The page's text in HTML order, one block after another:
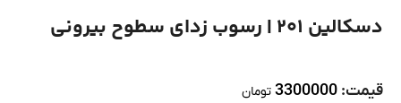
دسکالین 201 | رسوب زدای سطوح بیرونی
قیمت: 3300000 تومان